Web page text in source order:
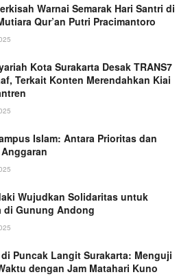
Warnai Semarak Hari Santri di
Qur’an Putri Pracimantoro
Kota Surakarta Desak TRANS7
Terkait Konten Merendahkan Kiai
Islam: Antara Prioritas dan
Wujudkan Solidaritas untuk
di Gunung Andong
Puncak Langit Surakarta: Menguji
dengan Jam Matahari Kuno